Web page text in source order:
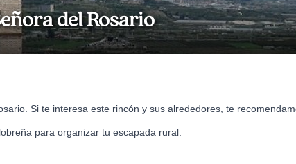
del Rosario
Si te interesa este rincón y sus alrededores, te
para organizar tu escapada rural.